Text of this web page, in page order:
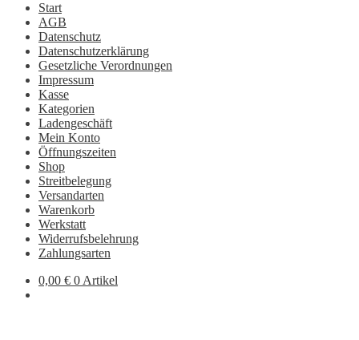
Start
AGB
Datenschutz
Datenschutzerklärung
Gesetzliche Verordnungen
Impressum
Kasse
Kategorien
Ladengeschäft
Mein Konto
Öffnungszeiten
Shop
Streitbelegung
Versandarten
Warenkorb
Werkstatt
Widerrufsbelehrung
Zahlungsarten
0,00 € 0 Artikel